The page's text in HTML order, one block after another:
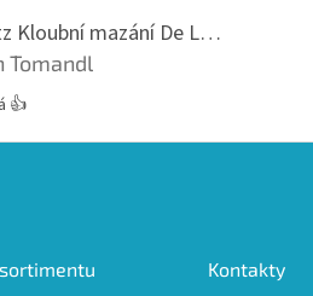
Priessnitz Kloubní mazání De Luxe, 200ml
produktu je 5 z 5 hvězdiček.
Tomandl
👍
Kontakty